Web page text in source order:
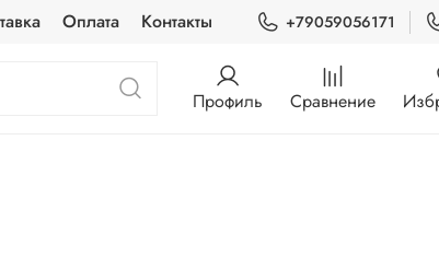
Оплата Контакты +79059056171
Профиль Сравнение